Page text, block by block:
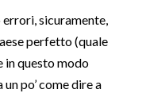
errori, sicuramente,
perfetto (quale
in questo modo
po’ come dire a